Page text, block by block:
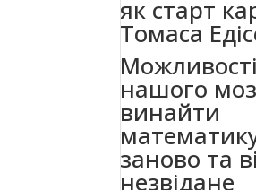
як старт
Томаса
Можливості
нашого
винайти
заново та
незвідане